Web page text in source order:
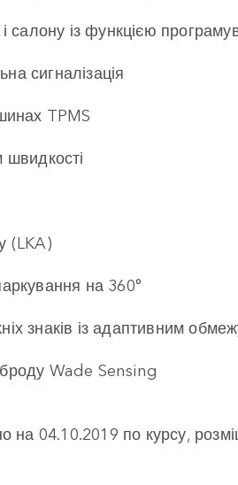
і салону із функцією
сигналізація
TPMS
(LKA)
на 360°
знаків із адаптивним
Wade Sensing
на 04.10.2019 по курсу,